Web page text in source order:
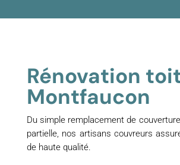
Rénovation
Montfaucon
Du simple remplacement de
partielle, nos artisans couvreurs
de haute qualité.